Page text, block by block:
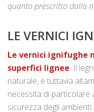
quanto prescritto dalla
LE VERNICI
Le vernici ignifughe
superfici lignee. Il
naturale, è tuttavia
necessita di particolare
sicurezza degli ambienti.